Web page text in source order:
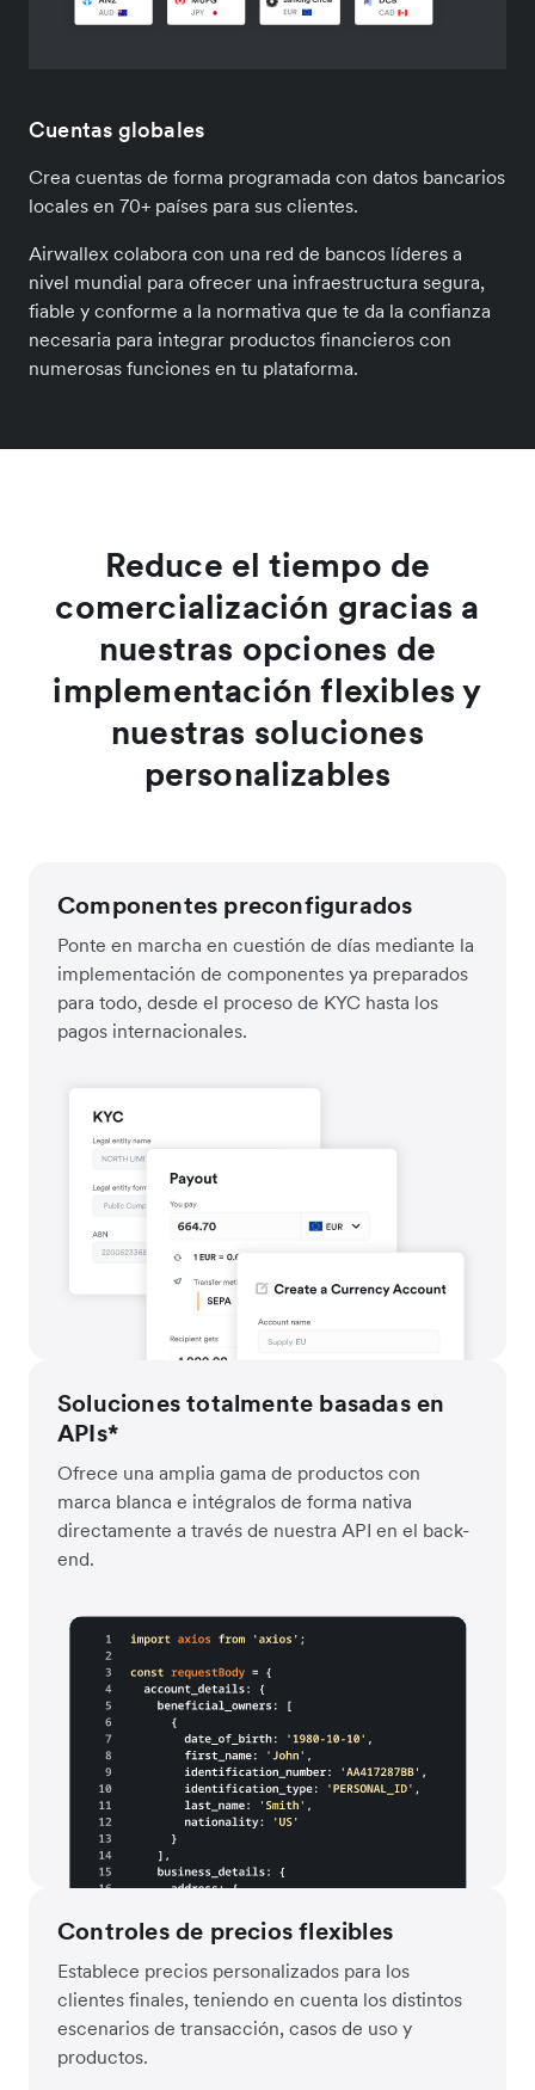
Cuentas globales
Crea cuentas de forma programada con datos bancarios
locales en 70+ países para sus clientes.
Airwallex colabora con una red de bancos líderes a
nivel mundial para ofrecer una infraestructura segura,
fiable y conforme a la normativa que te da la confianza
necesaria para integrar productos financieros con
numerosas funciones en tu plataforma.
Reduce el tiempo de
comercialización gracias a
nuestras opciones de
implementación flexibles y
nuestras soluciones
personalizables
Componentes preconfigurados
Ponte en marcha en cuestión de días mediante la
implementación de componentes ya preparados
para todo, desde el proceso de KYC hasta los
pagos internacionales.
Soluciones totalmente basadas en
APIs*
Ofrece una amplia gama de productos con
marca blanca e intégralos de forma nativa
directamente a través de nuestra API en el back-
end.
Controles de precios flexibles
Establece precios personalizados para los
clientes finales, teniendo en cuenta los distintos
escenarios de transacción, casos de uso y
productos.